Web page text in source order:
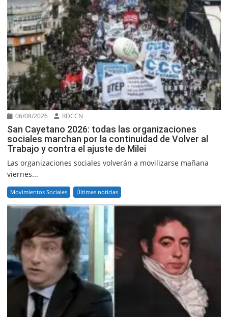
06/08/2026 RDCCN
San Cayetano 2026: todas las organizaciones
sociales marchan por la continuidad de Volver al
Trabajo y contra el ajuste de Milei
Las organizaciones sociales volverán a movilizarse mañana
viernes...
Movimientos Sociales Últimas noticias